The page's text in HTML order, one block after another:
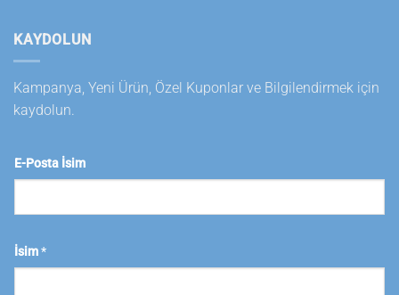
KAYDOLUN
Kampanya, Yeni Ürün, Özel Kuponlar ve Bilgilendirmek için
kaydolun.
E-Posta İsim
İsim*